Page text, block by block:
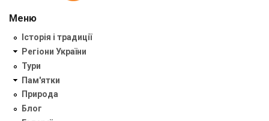
Меню
Історія і традиції
Регіони України
Тури
Пам'ятки
Природа
Блог